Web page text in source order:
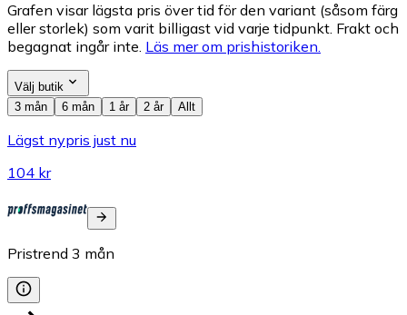
Grafen visar lägsta pris över tid för den variant (såsom färg
eller storlek) som varit billigast vid varje tidpunkt. Frakt och
begagnat ingår inte. Läs mer om prishistoriken.
Välj butik
3 mån
6 mån 1 år 2 år Allt
Lägst nypris just nu
104 kr
Pristrend 3 mån